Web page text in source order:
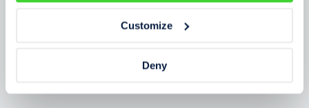
Customize
Deny